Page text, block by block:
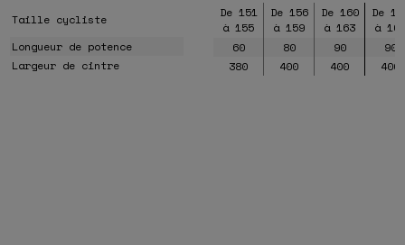
Taille cycliste
De 151
à 155
De 156
à 159
De 160
à 163
De
à
Longueur de potence
60 80 90
90
Largeur de cintre
380 400 400 400